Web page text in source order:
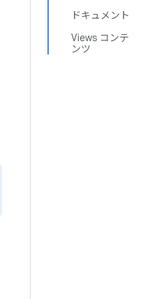
ドキュメント
Views コンテ
ンツ